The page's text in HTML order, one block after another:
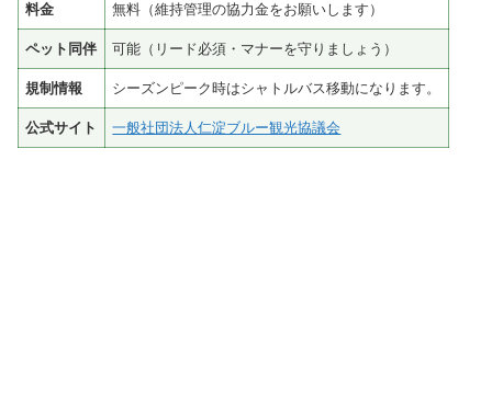
料金 無料（維持管理の協力金をお願いします）
ペット同伴 可能（リード必須・マナーを守りましょう）
規制情報 シーズンピーク時はシャトルバス移動になります。
公式サイト 一般社団法人仁淀ブルー観光協議会